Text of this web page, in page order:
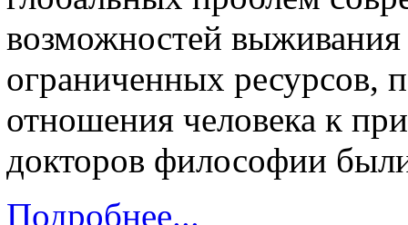
возможностей выживания
ограниченных ресурсов,
отношения человека к
докторов философии
Подробнее...